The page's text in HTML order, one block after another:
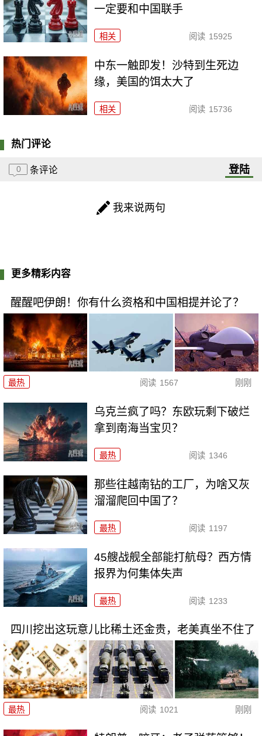
一定要和中国联手
相关 阅读 15925
中东一触即发！沙特到生死边
缘，美国的饵太大了
相关 阅读 15736
热门评论
0 条评论 登陆
我来说两句
更多精彩内容
醒醒吧伊朗！你有什么资格和中国相提并论了？
最热 阅读 1567 刚刚
乌克兰疯了吗？东欧玩剩下破烂
拿到南海当宝贝？
最热 阅读 1346
那些往越南钻的工厂，为啥又灰
溜溜爬回中国了？
最热 阅读 1197
45艘战舰全部能打航母？西方情
报界为何集体失声
最热 阅读 1233
四川挖出这玩意儿比稀土还金贵，老美真坐不住了
最热 阅读 1021 刚刚